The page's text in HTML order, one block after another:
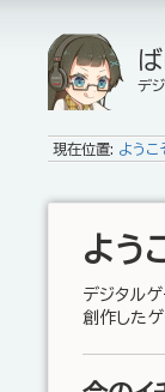
デ
現在位置: ようこ
よう
デジタルゲ
創作した